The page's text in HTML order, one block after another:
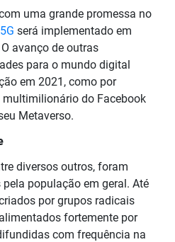
uma grande promessa no
5G será implementado em
avanço de outras
para o mundo digital
em 2021, como por
do Facebook
Metaverso.
diversos outros, foram
população em geral. Até
por grupos radicais
fortemente por
com frequência na